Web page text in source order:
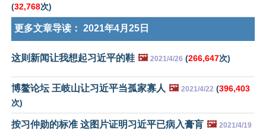
(32,768次)
更多文章导读： 2021年4月25日
这则新闻让我想起习近平的鞋 🖼️ 2021/4/26 (266,647次)
博鳌论坛 王岐山让习近平当孤家寡人 🖼️ 2021/4/22 (396,403
次)
按习仲勋的标准 这图片证明习近平已病入膏肓 🖼️ 2021/4/19